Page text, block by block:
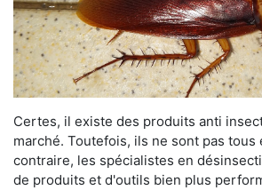
Certes, il existe des produits anti
marché. Toutefois, ils ne sont pas tous
contraire, les spécialistes en
de produits et d'outils bien plus